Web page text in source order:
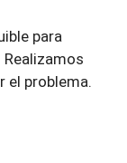
para
el problema.